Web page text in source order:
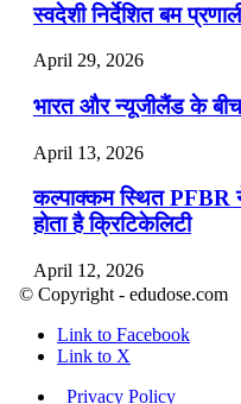
स्वदेशी निर्देशित बम
April 29, 2026
भारत और न्यूजीलैंड के बीच
April 13, 2026
कल्पाक्कम स्थित PFBR ने
होता है क्रिटिकेलिटी
April 12, 2026
April 9, 2026
© Copyright - edudose.com
Link to Facebook
Link to X
Privacy Policy